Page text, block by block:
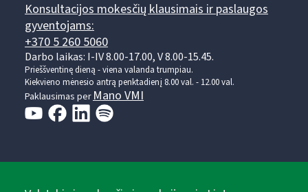
Konsultacijos mokesčių klausimais ir paslaugos
gyventojams:
+370 5 260 5060
Darbo laikas: I-IV 8.00-17.00, V 8.00-15.45.
Prieššventinę dieną - viena valanda trumpiau.
Kiekvieno mėnesio antrą penktadienį 8.00 val. - 12.00 val.
Paklausimas perMano VMI